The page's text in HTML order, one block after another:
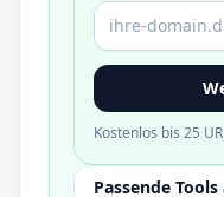
Domain oder
Kostenlos bis 25
Passende